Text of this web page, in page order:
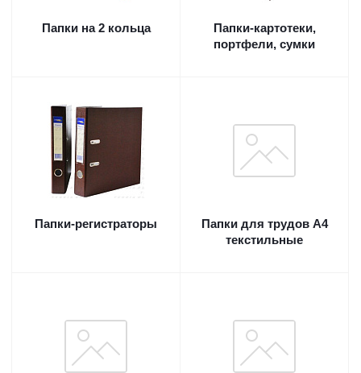
Папки на 2 кольца
Папки-картотеки,
портфели, сумки
Папки-регистраторы
Папки для трудов А4
текстильные